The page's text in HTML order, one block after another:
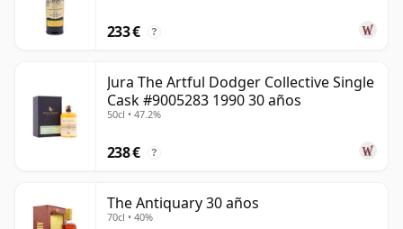
233 € ?
Jura The Artful Dodger Collective Single
Cask #9005283 1990 30 años
50cl • 47.2%
238 € ?
The Antiquary 30 años
70cl • 40%